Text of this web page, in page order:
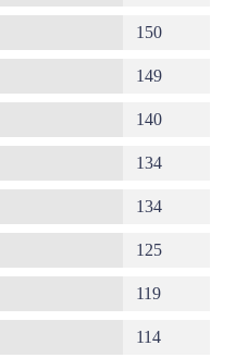
150
149
140
134
134
125
119
114